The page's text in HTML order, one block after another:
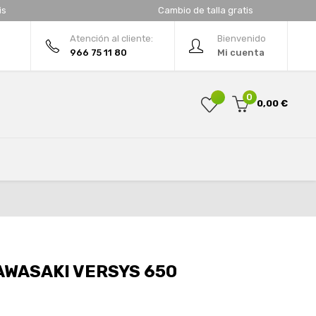
Cambio de talla gratis
Bienvenido
Mi cuenta
Atención al cliente:
966 75 11 80
0
0,00 €
VERSYS 650